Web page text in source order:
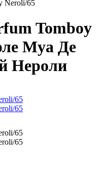
Neroli/65
Tomboy
Муа Де
Нероли